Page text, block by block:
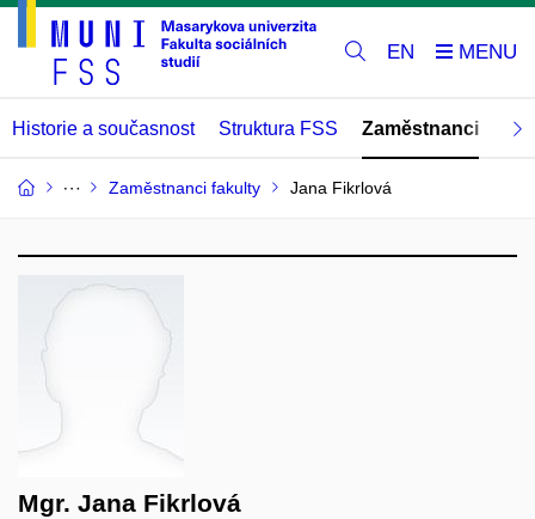
EN
Historie a současnost Struktura FSS Zaměstnanci
Zaměstnanci fakulty Jana Fikrlová
Mgr. Jana Fikrlová